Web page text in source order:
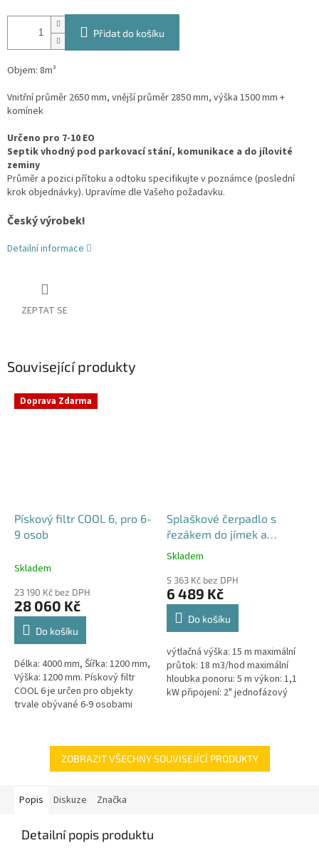
Přidat do košíku
Objem: 8m³
Vnitřní průměr 2650 mm, vnější průměr 2850 mm, výška 1500 mm +
komínek
Určeno pro 7-10 EO
Septik vhodný pod parkovací stání, komunikace a do jílovité
zeminy
Průměr a pozici přítoku a odtoku specifikujte v poznámce (poslední
krok objednávky). Upravíme dle Vašeho požadavku.
Český výrobek!
Detailní informace
ZEPTAT SE
Související produkty
Doprava Zdarma
Pískový filtr COOL 6, pro 6-
9 osob
Skladem
23 190 Kč bez DPH
28 060 Kč
Do košíku
Délka: 4000 mm, Šířka: 1200 mm,
Výška: 1200 mm. Pískový filtr
COOL 6 je určen pro objekty
trvale obývané 6-9 osobami
Splaškové čerpadlo s
řezákem do jímek a
septiků - Blue Line PQD 7-
Průměrné
produktu
je
5,0
hvězdiček.
Skladem
5 363 Kč bez DPH
6 489 Kč
Do košíku
výtlačná výška: 15 m maximální
průtok: 18 m3/hod maximální
hloubka ponoru: 5 m výkon: 1,1
kW připojení: 2" jednofázový
ZOBRAZIT VŠECHNY SOUVISEJÍCÍ PRODUKTY
Popis Diskuze Značka
Detailní popis produktu